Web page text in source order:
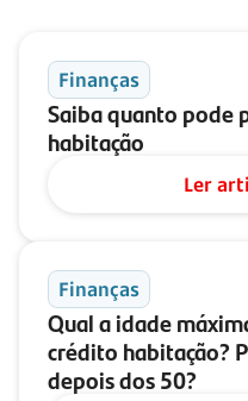
Finanças
Saiba quanto pode
habitação
Ler
Finanças
Qual a idade
crédito habitação?
depois dos 50?